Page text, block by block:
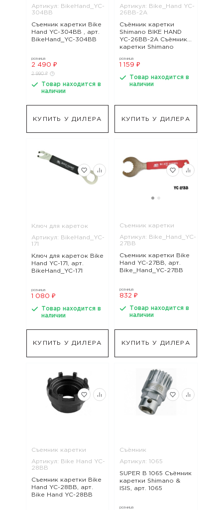
Артикул: BikeHand_YC-
304BB
Съемник каретки Bike
Hand YC-304BB , арт.
BikeHand_YC-304BB
розница
2 490 ₽
2 990 ₽
Товар находится в
наличии
КУПИТЬ У ДИЛЕРА
Артикул: Bike_Hand YC-
26BB-2A
Съёмник каретки
Shimano BIKE HAND
YC-26BB-2A Съёмник
каретки Shimano
Bike_Hand YC-26BB-
розница
1 159 ₽
Товар находится в
наличии
КУПИТЬ У ДИЛЕРА
Ключ для кареток
Артикул: BikeHand_YC-
171
Ключ для кареток Bike
Hand YC-171, арт.
BikeHand_YC-171
розница
1 080 ₽
Товар находится в
наличии
КУПИТЬ У ДИЛЕРА
Съемник каретки
Артикул: Bike_Hand_YC-
27BB
Съемник каретки Bike
Hand YC-27BB, арт.
Bike_Hand_YC-27BB
розница
832 ₽
Товар находится в
наличии
КУПИТЬ У ДИЛЕРА
Съемник каретки
Артикул: Bike Hand YC-
28BB
Съемник каретки Bike
Hand YC-28BB, арт.
Bike Hand YC-28BB
Съёмник
Артикул: 1065
SUPER B 1065 Съёмник
каретки Shimano &
ISIS, арт. 1065
розница